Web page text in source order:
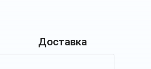
Доставка